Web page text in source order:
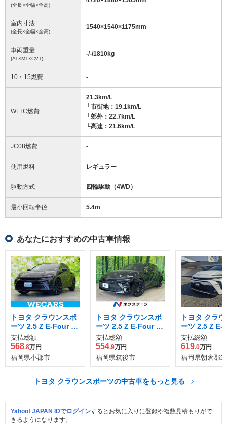
(全長×全幅×全高)
室内寸法
(全長×全幅×全高)
1540×1540×1175mm
車両重量
(AT×MT×CVT)
-/-/1810kg
10・15燃費 -
WLTC燃費
21.3km/L
└市街地：19.1km/L
└郊外：22.7km/L
└高速：21.6km/L
JC08燃費 -
使用燃料 レギュラー
駆動方式 四輪駆動（4WD）
最小回転半径 5.4m
あなたにおすすめの中古車情報
トヨタ クラウンスポ
ーツ 2.5 Z E-Four 4
WD
支払総額
568.8万円
福岡県小郡市
トヨタ クラウンスポ
ーツ 2.5 Z E-Four 4
WD
支払総額
554.9万円
福岡県筑後市
トヨタ クラ
ーツ 2.5 Z E-
WD
支払総額
619.0万円
福岡県朝倉郡
トヨタ クラウンスポーツの中古車をもっと見る
Yahoo! JAPAN IDでログインするとお気に入りに登録や複数見積もりがで
きるようになります。